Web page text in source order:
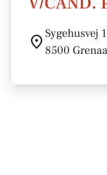
Sygehusvej
8500 Grenaa